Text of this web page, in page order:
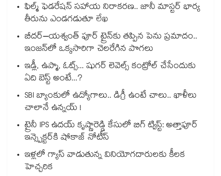
ఫిల్మ్ ఫెడరేషన్ సహాయ నిరాకరణ.. జానీ మాస్టర్ భార్య
తీరును ఎండగడుతూ లేఖ
బీదర్–యశ్వంత్ పూర్ ట్రైన్‎కు తప్పిన పెను ప్రమాదం..
ఇంజన్‎లో ఒక్కసారిగా చెలరేగిన పొగలు
ఇడ్లీ, ఉప్మా, ఓట్స్... షుగర్ లెవెల్స్ కంట్రోల్ చేసేందుకు
ఏది బెస్ట్ అంటే...?
SBI బ్యాంకులో ఉద్యోగాలు.. డిగ్రీ ఉంటే చాలు.. ఖాళీలు
చాలానే ఉన్నయ్ !
ట్రైనీ IPS ఉదయ్ కృష్ణారెడ్డి కేసులో బిగ్ ట్విస్ట్: అత్తాపూర్
ఇన్స్పెక్టర్‎కి షోకాజ్ నోటీస్
ఇళ్లలో గ్యాస్ వాడుతున్న వినియోగదారులకు కీలక
హెచ్చరిక